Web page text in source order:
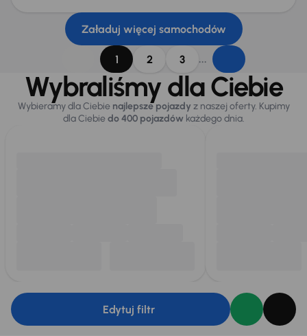
Załaduj więcej samochodów
1 2 3 ...
Wybraliśmy dla Ciebie
Wybieramy dla Ciebie najlepsze pojazdy z naszej oferty. Kupimy
dla Ciebiedo 400 pojazdówkażdego dnia.
Edytuj filtr